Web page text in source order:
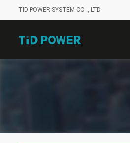
TID POWER SYSTEM CO ., LTD